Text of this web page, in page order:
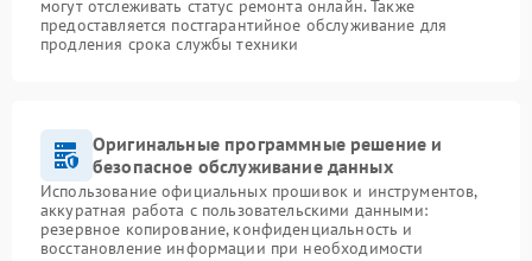
могут отслеживать статус ремонта онлайн. Также
предоставляется постгарантийное обслуживание для
продления срока службы техники
Оригинальные программные решение и
безопасное обслуживание данных
Использование официальных прошивок и инструментов,
аккуратная работа с пользовательскими данными:
резервное копирование, конфиденциальность и
восстановление информации при необходимости